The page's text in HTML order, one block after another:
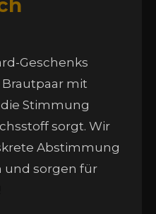
Geschenks
Brautpaar mit
Stimmung
sorgt. Wir
Abstimmung
und sorgen für